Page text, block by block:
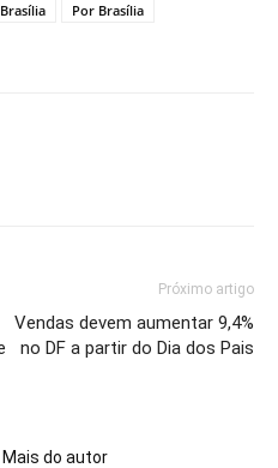
Por Brasília
Próximo artigo
Vendas devem aumentar 9,4%
no DF a partir do Dia dos Pais
Mais do autor